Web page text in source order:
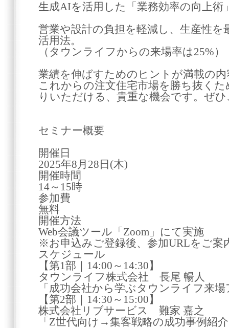
生成AIを活用した「業務効率の向上術
営業や設計の負担を軽減し、生産性
活用法。
（タウンライフからの来場率は25%）
業績を伸ばすためのヒントが満載の
これからの注文住宅市場を勝ち抜く
りいただける、貴重な機会です。ぜ
セミナー概要
開催日
2025年8月28日(木)
開催時間
14～15時
参加費
無料
開催方法
Web会議ツール「Zoom」にて実施
※お申込みご登録後、参加URLをご案
スケジュール
【第1部｜14:00～14:30】
タウンライフ株式会社 長尾 暢人
「成功会社から学ぶタウンライフ来
【第2部｜14:30～15:00】
株式会社リブサービス 難家 嘉之
「Z世代向け→集客戦略の成功事例紹